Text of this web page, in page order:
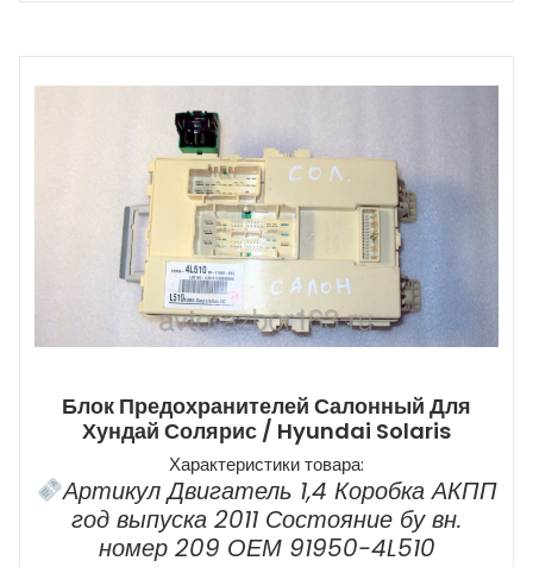
Блок Предохранителей Салонный Для
Хундай Солярис / Hyundai Solaris
Характеристики товара:
Артикул Двигатель 1,4 Коробка АКПП
год выпуска 2011 Состояние бу вн.
номер 209 ОЕМ 91950-4L510